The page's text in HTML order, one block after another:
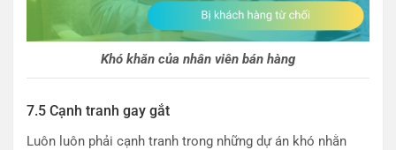
Khó khăn của nhân viên bán hàng
7.5 Cạnh tranh gay gắt
Luôn luôn phải cạnh tranh trong những dự án khó nhằn